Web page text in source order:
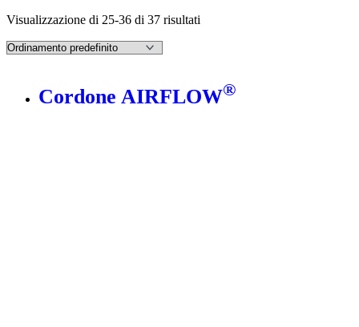
Visualizzazione di 25-36 di 37 risultati
Cordone AIRFLOW®